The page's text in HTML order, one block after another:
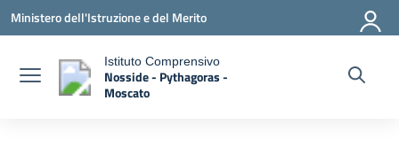
Vai ai contenuti
Vai al menu di navigazione
Vai al footer
Ministero dell'Istruzione e del Merito
Istituto Comprensivo
Nosside - Pythagoras -
Moscato